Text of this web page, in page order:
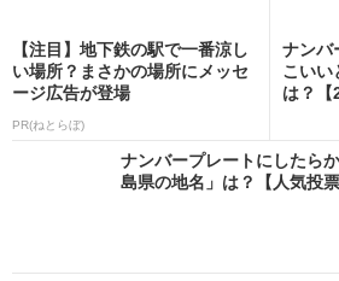
【注目】地下鉄の駅で一番涼し
い場所？まさかの場所にメッセ
ージ広告が登場
PR(ねとらぼ)
ナンバ
こいい
は？【
ナンバープレートにしたら
島県の地名」は？【人気投票